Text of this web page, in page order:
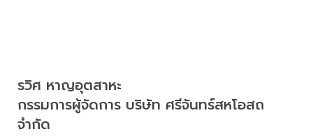
รวิศ หาญอุตสาหะ
กรรมการผู้จัดการ บริษัท ศรีจันทร์สหโอสถ
จำกัด